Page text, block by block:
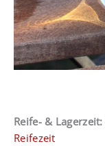
Reife- & Lagerzeit:
Reifezeit